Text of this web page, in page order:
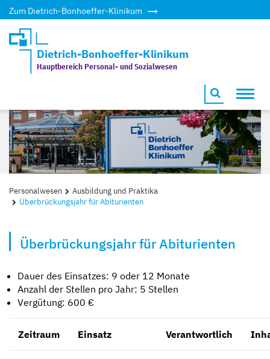
Zum Dietrich-Bonhoeffer-Klinikum
Dietrich-Bonhoeffer-Klinikum
Hauptbereich Personal- und Sozialwesen
Personalwesen
Ausbildung und Praktika
Überbrückungsjahr für Abiturienten
Überbrückungsjahr für Abiturienten
Dauer des Einsatzes: 9 oder 12 Monate
Anzahl der Stellen pro Jahr: 5 Stellen
Vergütung: 600 €
Zeitraum Einsatz Verantwortlich